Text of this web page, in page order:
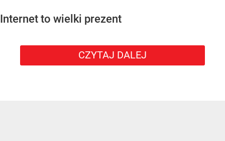
Internet to wielki prezent
CZYTAJ DALEJ